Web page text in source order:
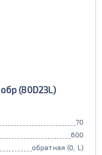
обр (80D23L)
70
600
обратная (0, L)